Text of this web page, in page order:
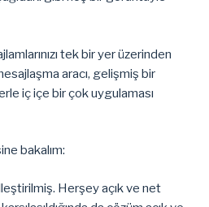
tek bir yer üzerinden
aracı, gelişmiş bir
iç içe bir çok uygulaması
bakalım:
Herşey açık ve net